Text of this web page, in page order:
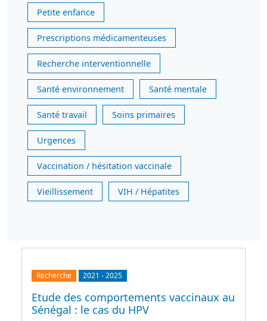
Petite enfance
Prescriptions médicamenteuses
Recherche interventionnelle
Santé environnement Santé mentale
Santé travail Soins primaires
Urgences
Vaccination / hésitation vaccinale
Vieillissement VIH / Hépatites
Recherche 2021 -2025
Etude des comportements vaccinaux au
Sénégal : le cas du HPV